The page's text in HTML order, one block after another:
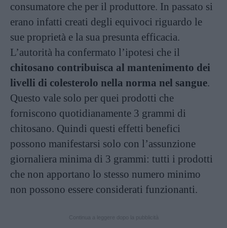
consumatore che per il produttore. In passato si
erano infatti creati degli equivoci riguardo le
sue proprietà e la sua presunta efficacia.
L’autorità ha confermato l’ipotesi che il
chitosano contribuisca al mantenimento dei
livelli di colesterolo nella norma nel sangue.
Questo vale solo per quei prodotti che
forniscono quotidianamente 3 grammi di
chitosano. Quindi questi effetti benefici
possono manifestarsi solo con l’assunzione
giornaliera minima di 3 grammi: tutti i prodotti
che non apportano lo stesso numero minimo
non possono essere considerati funzionanti.